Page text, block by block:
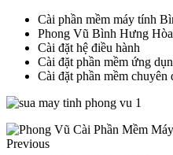
Cài phần mềm máy tính
Phong Vũ Bình Hưng
Cài đặt hệ điều hành
Cài đặt phần mềm ứng
Cài đặt phần mềm chuyên
Previous